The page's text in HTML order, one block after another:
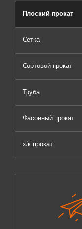
Плоский прокат
Сетка
Сортовой прокат
Труба
Фасонный прокат
х/к прокат